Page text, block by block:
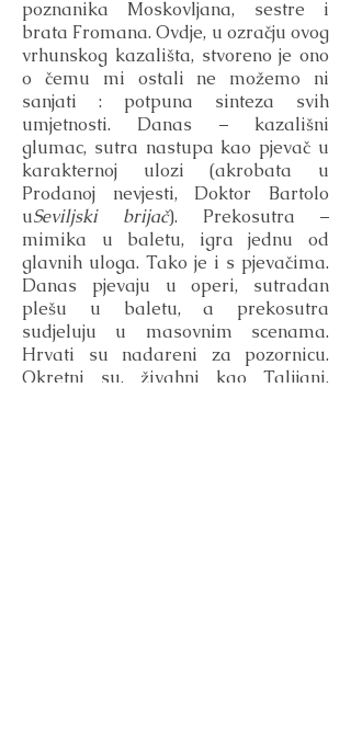
poznanika Moskovljana, sestre i
brata Fromana. Ovdje, u ozračju ovog
vrhunskog kazališta, stvoreno je ono
o čemu mi ostali ne možemo ni
sanjati : potpuna sinteza svih
umjetnosti. Danas – kazališni
glumac, sutra nastupa kao pjevač u
karakternoj ulozi (akrobata u
Prodanoj nevjesti, Doktor Bartolo
uSeviljski brijač). Prekosutra –
mimika u baletu, igra jednu od
glavnih uloga. Tako je i s pjevačima.
Danas pjevaju u operi, sutradan
plešu u baletu, a prekosutra
sudjeluju u masovnim scenama.
Hrvati su nadareni za pozornicu.
Okretni su, živahni kao Talijani,